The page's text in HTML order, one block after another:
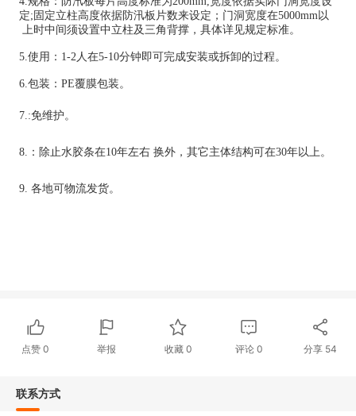
定;固定立柱高度依据防汛板片数来设定；门洞宽度在5000mm以
上时中间须设置中立柱及三角背撑，具体详见规定标准。
5.使用：1-2人在5-10分钟即可完成安装或拆卸的过程。
6.包装：PE覆膜包装。
7.:免维护。
8.：除止水胶条在10年左右 换外，其它主体结构可在30年以上。
9. 各地可物流发货。
点赞0 举报 收藏 0 评论0 分享 54
联系方式